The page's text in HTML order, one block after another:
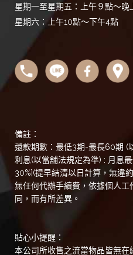
星期一至星期五：上午９點～晚
星期六：上午10點～下午4點
備註：
還款期數：最低3期-最長60期 (
利息(以當舖法規定為準) : 月息
30%](提早結清以日計算，無違
無任何代辦手續費，依據個人
同，而有所差異。
貼心小提醒：
本公司所收售之流當物品皆無